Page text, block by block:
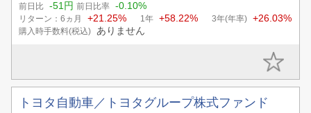
前日比 -51円 前日比率 -0.10%
リターン：6ヵ月 +21.25% 1年 +58.22% 3年(年率) +26.03%
購入時手数料(税込) ありません
トヨタ自動車／トヨタグループ株式ファンド